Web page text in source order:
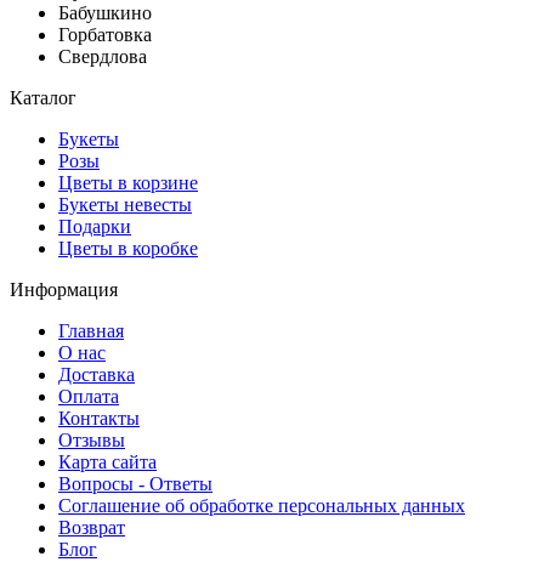
Бабушкино
Горбатовка
Свердлова
Каталог
Букеты
Розы
Цветы в корзине
Букеты невесты
Подарки
Цветы в коробке
Информация
Главная
О нас
Доставка
Оплата
Контакты
Отзывы
Карта сайта
Вопросы - Ответы
Соглашение об обработке персональных данных
Возврат
Блог